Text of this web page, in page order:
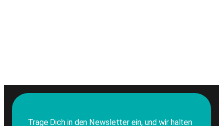
Trage Dich in den Newsletter ein, und wir halten